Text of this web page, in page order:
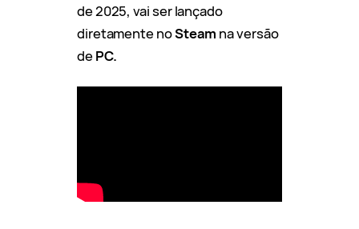
de 2025, vai ser lançado
diretamente noSteam na versão
dePC.